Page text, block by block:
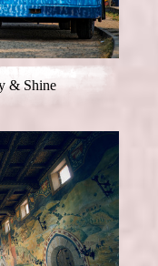
& Shine